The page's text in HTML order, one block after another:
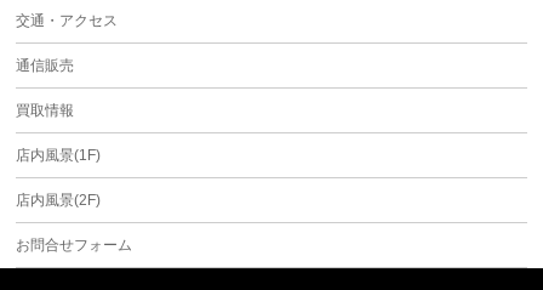
交通・アクセス
通信販売
買取情報
店内風景(1F)
店内風景(2F)
お問合せフォーム